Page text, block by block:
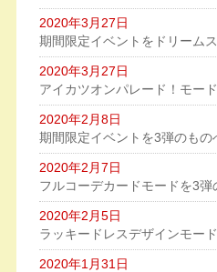
2020年3月27日
期間限定イベントをドリーム
2020年3月27日
アイカツオンパレード！モー
2020年2月8日
期間限定イベントを3弾のもの
2020年2月7日
フルコーデカードモードを3弾
2020年2月5日
ラッキードレスデザインモー
2020年1月31日